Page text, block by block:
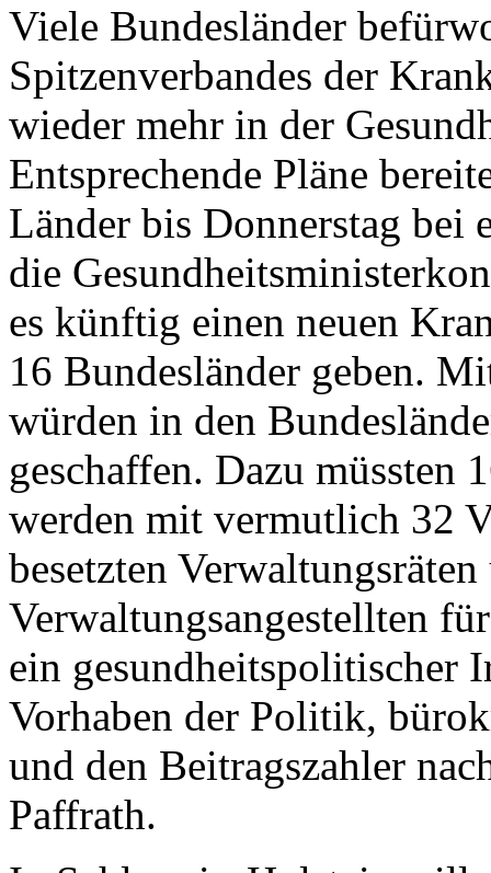
Viele Bundesländer
Spitzenverbandes der
wieder mehr in der
Entsprechende Pläne
Länder bis Donnerstag bei
die
es künftig einen neuen
16 Bundesländer geben.
würden in den
geschaffen. Dazu müssten
werden mit vermutlich 32
besetzten
Verwaltungsangestellten
ein gesundheitspolitischer
Vorhaben der Politik,
und den Beitragszahler
Paffrath.